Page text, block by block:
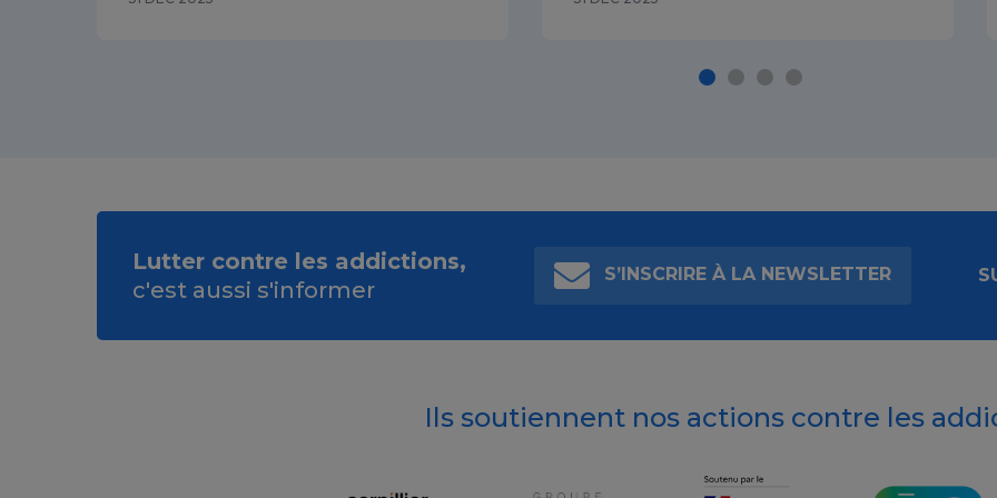
Lutter contre les addictions,
c'est aussi s'informer
S’INSCRIRE À LA NEWSLETTER
Ils soutiennent nos actions contre les